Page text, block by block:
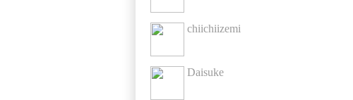
chiichiizemi
Daisuke